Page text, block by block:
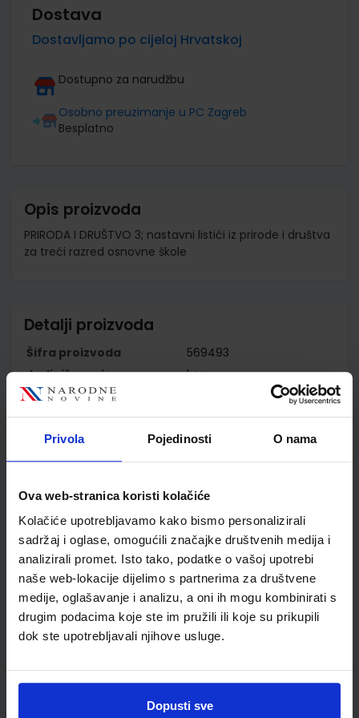
Privola Pojedinosti O nama
Ova web-stranica koristi kolačiće
Kolačiće upotrebljavamo kako bismo personalizirali
sadržaj i oglase, omogućili značajke društvenih medija i
analizirali promet. Isto tako, podatke o vašoj upotrebi
naše web-lokacije dijelimo s partnerima za društvene
medije, oglašavanje i analizu, a oni ih mogu kombinirati s
drugim podacima koje ste im pružili ili koje su prikupili
dok ste upotrebljavali njihove usluge.
Dopusti sve
Dostava
Dostavljamo po cijeloj Hrvatskoj
Dostupno za narudžbu
Osobno preuzimanje u PC Zagreb
Besplatno
Opis proizvoda
PRIRODA I DRUŠTVO 3; nastavni listići iz prirode i društva
za treći razred osnovne škole
Detalji proizvoda
Šifra proizvoda
569493
Jedinična mjera
kom
Nakladnik
PROFIL KLETT d.o.o.
Autor
Nataša Svoboda Arnautov
Sanja Basta
Vrsta škole
1 OSNOVNA
Nastavni predmet
PRIRODA I DRUŠTVO
Reg br min
7162-DOM